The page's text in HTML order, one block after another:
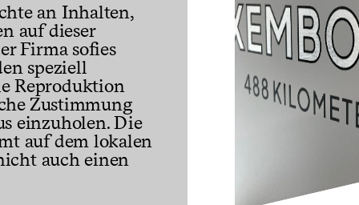
an Inhalten,
auf dieser
Firma sofies
speziell
Reproduktion
Zustimmung
einzuholen. Die
auf dem lokalen
auch einen